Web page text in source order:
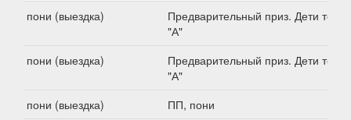
пони (выездка)
Предварительный приз. Дети тест
"А"
пони (выездка)
Предварительный приз. Дети тест
"А"
пони (выездка)
ПП, пони